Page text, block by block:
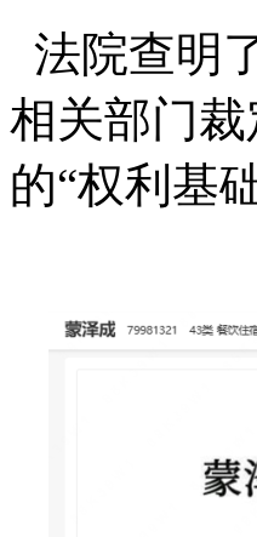
法院查明
相关部门
的“权利基